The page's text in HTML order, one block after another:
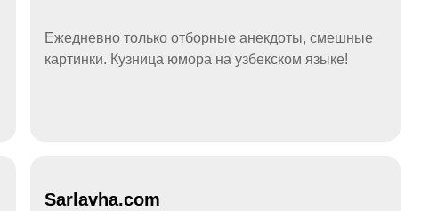
Ежедневно только отборные анекдоты, смешные
картинки. Кузница юмора на узбекском языке!
Sarlavha.com